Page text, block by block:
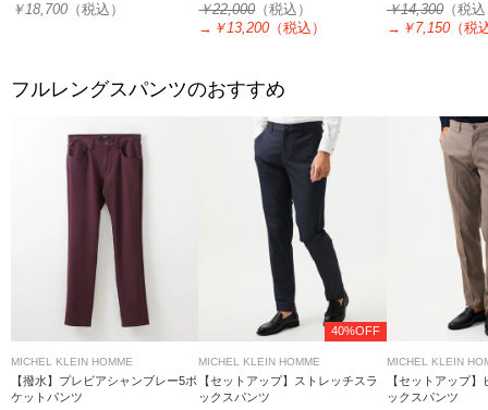
￥18,700 （税込） ￥22,000（税込）
→ ￥13,200 （税込）
￥14,300（税
→ ￥7,150（税
フルレングスパンツのおすすめ
MICHEL KLEIN HOMME
【撥水】プレビアシャンブレー5ポ
ケットパンツ
40%OFF
MICHEL KLEIN HOMME
【セットアップ】ストレッチスラ
ックスパンツ
MICHEL KLEIN
【セットアップ
ックスパンツ